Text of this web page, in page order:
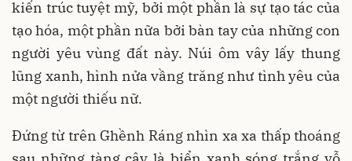
kiến trúc tuyệt mỹ, bởi một phần là sự tạo tác của
tạo hóa, một phần nữa bởi bàn tay của những con
người yêu vùng đất này. Núi ôm vây lấy thung
lũng xanh, hình nửa vầng trăng như tình yêu của
một người thiếu nữ.
Đứng từ trên Ghềnh Ráng nhìn xa xa thấp thoáng